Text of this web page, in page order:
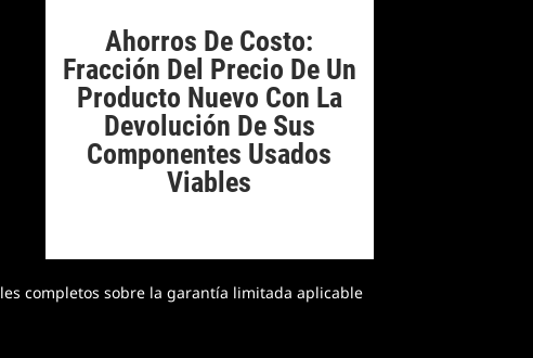
Ahorros De Costo:
Fracción Del Precio De Un
Producto Nuevo Con La
Devolución De Sus
Componentes Usados
Viables
completos sobre la garantía limitada aplicable